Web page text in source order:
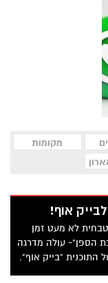
מקומות
אוף!
לא מעט זמן
הספן"- עולה מדרגה
התוכנית "בייק אוף".